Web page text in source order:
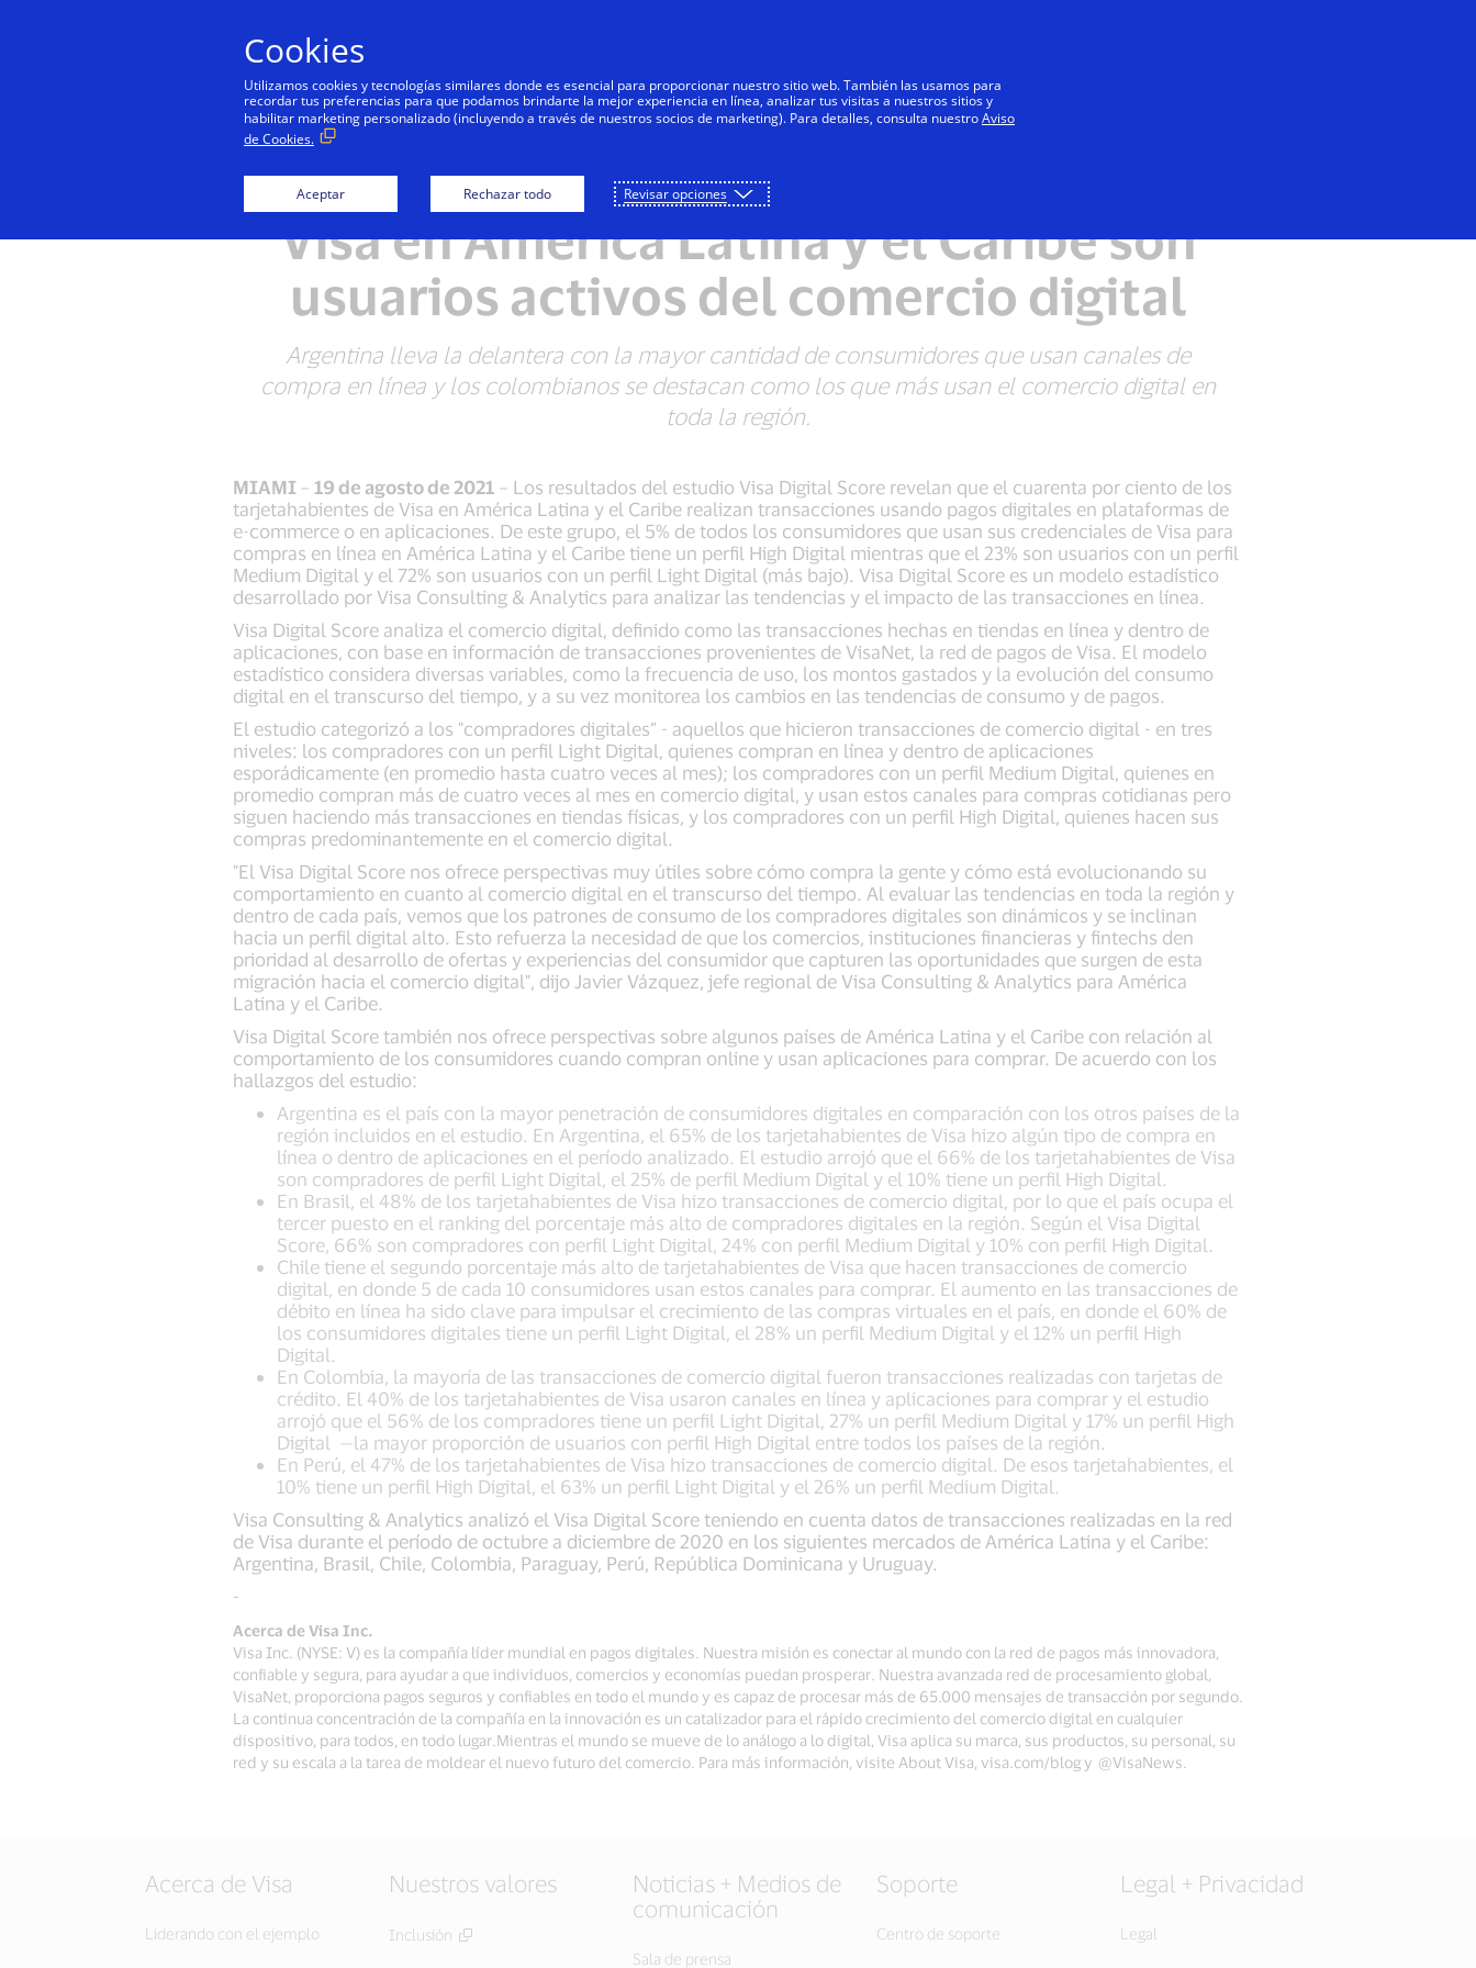
Personas Negocios Innovadores Todos
Cuatro de cada diez consumidores de
Visa en América Latina y el Caribe son
usuarios activos del comercio digital
Argentina lleva la delantera con la mayor cantidad de consumidores que usan canales de
compra en línea y los colombianos se destacan como los que más usan el comercio digital en
toda la región.
MIAMI – 19 de agosto de 2021 – Los resultados del estudio Visa Digital Score revelan que el cuarenta por ciento de los
tarjetahabientes de Visa en América Latina y el Caribe realizan transacciones usando pagos digitales en plataformas de
e-commerce o en aplicaciones. De este grupo, el 5% de todos los consumidores que usan sus credenciales de Visa para
compras en línea en América Latina y el Caribe tiene un perfil High Digital mientras que el 23% son usuarios con un perfil
Medium Digital y el 72% son usuarios con un perfil Light Digital (más bajo). Visa Digital Score es un modelo estadístico
desarrollado por Visa Consulting & Analytics para analizar las tendencias y el impacto de las transacciones en línea.
Visa Digital Score analiza el comercio digital, definido como las transacciones hechas en tiendas en línea y dentro de
aplicaciones, con base en información de transacciones provenientes de VisaNet, la red de pagos de Visa. El modelo
estadístico considera diversas variables, como la frecuencia de uso, los montos gastados y la evolución del consumo
digital en el transcurso del tiempo, y a su vez monitorea los cambios en las tendencias de consumo y de pagos.
El estudio categorizó a los "compradores digitales” - aquellos que hicieron transacciones de comercio digital - en tres
niveles: los compradores con un perfil Light Digital, quienes compran en línea y dentro de aplicaciones
esporádicamente (en promedio hasta cuatro veces al mes); los compradores con un perfil Medium Digital, quienes en
promedio compran más de cuatro veces al mes en comercio digital, y usan estos canales para compras cotidianas pero
siguen haciendo más transacciones en tiendas físicas, y los compradores con un perfil High Digital, quienes hacen sus
compras predominantemente en el comercio digital.
"El Visa Digital Score nos ofrece perspectivas muy útiles sobre cómo compra la gente y cómo está evolucionando su
comportamiento en cuanto al comercio digital en el transcurso del tiempo. Al evaluar las tendencias en toda la región y
dentro de cada país, vemos que los patrones de consumo de los compradores digitales son dinámicos y se inclinan
hacia un perfil digital alto. Esto refuerza la necesidad de que los comercios, instituciones financieras y fintechs den
prioridad al desarrollo de ofertas y experiencias del consumidor que capturen las oportunidades que surgen de esta
migración hacia el comercio digital", dijo Javier Vázquez, jefe regional de Visa Consulting & Analytics para América
Latina y el Caribe.
Visa Digital Score también nos ofrece perspectivas sobre algunos países de América Latina y el Caribe con relación al
comportamiento de los consumidores cuando compran online y usan aplicaciones para comprar. De acuerdo con los
hallazgos del estudio:
Argentina es el país con la mayor penetración de consumidores digitales en comparación con los otros países de la
región incluidos en el estudio. En Argentina, el 65% de los tarjetahabientes de Visa hizo algún tipo de compra en
línea o dentro de aplicaciones en el período analizado. El estudio arrojó que el 66% de los tarjetahabientes de Visa
son compradores de perfil Light Digital, el 25% de perfil Medium Digital y el 10% tiene un perfil High Digital.
En Brasil, el 48% de los tarjetahabientes de Visa hizo transacciones de comercio digital, por lo que el país ocupa el
tercer puesto en el ranking del porcentaje más alto de compradores digitales en la región. Según el Visa Digital
Score, 66% son compradores con perfil Light Digital, 24% con perfil Medium Digital y 10% con perfil High Digital.
Chile tiene el segundo porcentaje más alto de tarjetahabientes de Visa que hacen transacciones de comercio
digital, en donde 5 de cada 10 consumidores usan estos canales para comprar. El aumento en las transacciones de
débito en línea ha sido clave para impulsar el crecimiento de las compras virtuales en el país, en donde el 60% de
los consumidores digitales tiene un perfil Light Digital, el 28% un perfil Medium Digital y el 12% un perfil High
Digital.
En Colombia, la mayoría de las transacciones de comercio digital fueron transacciones realizadas con tarjetas de
crédito. El 40% de los tarjetahabientes de Visa usaron canales en línea y aplicaciones para comprar y el estudio
arrojó que el 56% de los compradores tiene un perfil Light Digital, 27% un perfil Medium Digital y 17% un perfil High
Digital —la mayor proporción de usuarios con perfil High Digital entre todos los países de la región.
En Perú, el 47% de los tarjetahabientes de Visa hizo transacciones de comercio digital. De esos tarjetahabientes, el
10% tiene un perfil High Digital, el 63% un perfil Light Digital y el 26% un perfil Medium Digital.
Visa Consulting & Analytics analizó el Visa Digital Score teniendo en cuenta datos de transacciones realizadas en la red
de Visa durante el período de octubre a diciembre de 2020 en los siguientes mercados de América Latina y el Caribe:
Argentina, Brasil, Chile, Colombia, Paraguay, Perú, República Dominicana y Uruguay.
-
Acerca de Visa Inc.
Visa Inc. (NYSE: V) es la compañía líder mundial en pagos digitales. Nuestra misión es conectar al mundo con la red de pagos más innovadora,
confiable y segura, para ayudar a que individuos, comercios y economías puedan prosperar. Nuestra avanzada red de procesamiento global,
VisaNet, proporciona pagos seguros y confiables en todo el mundo y es capaz de procesar más de 65.000 mensajes de transacción por segundo.
La continua concentración de la compañía en la innovación es un catalizador para el rápido crecimiento del comercio digital en cualquier
dispositivo, para todos, en todo lugar.Mientras el mundo se mueve de lo análogo a lo digital, Visa aplica su marca, sus productos, su personal, su
red y su escala a la tarea de moldear el nuevo futuro del comercio. Para más información, visite About Visa, visa.com/blog y @VisaNews.
Acerca de Visa
Liderando con el ejemplo
Nuestros valores
Inclusión
Noticias + Medios de
comunicación
Sala de prensa
Soporte
Centro de soporte
Legal + Privacidad
Legal
Cookies
Utilizamos cookies y tecnologías similares donde es esencial para proporcionar nuestro sitio web. También las usamos para
recordar tus preferencias para que podamos brindarte la mejor experiencia en línea, analizar tus visitas a nuestros sitios y
habilitar marketing personalizado (incluyendo a través de nuestros socios de marketing). Para detalles, consulta nuestroAviso
de Cookies.
Aceptar Rechazar todo Revisar opciones